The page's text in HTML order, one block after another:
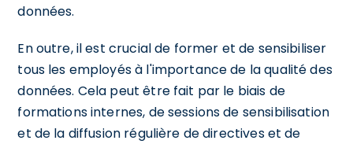
données.
En outre, il est crucial de former et de sensibiliser
tous les employés à l'importance de la qualité des
données. Cela peut être fait par le biais de
formations internes, de sessions de sensibilisation
et de la diffusion régulière de directives et de